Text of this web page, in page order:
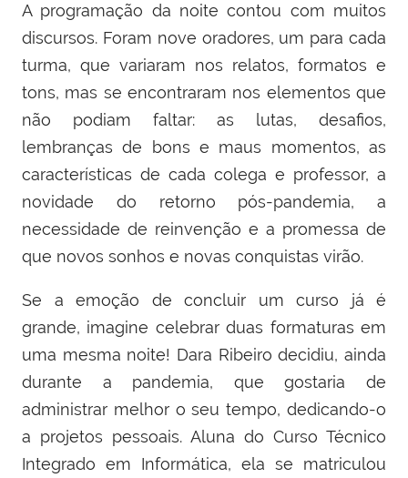
A programação da noite contou com muitos
discursos. Foram nove oradores, um para cada
turma, que variaram nos relatos, formatos e
tons, mas se encontraram nos elementos que
não podiam faltar: as lutas, desafios,
lembranças de bons e maus momentos, as
características de cada colega e professor, a
novidade do retorno pós-pandemia, a
necessidade de reinvenção e a promessa de
que novos sonhos e novas conquistas virão.
Se a emoção de concluir um curso já é
grande, imagine celebrar duas formaturas em
uma mesma noite! Dara Ribeiro decidiu, ainda
durante a pandemia, que gostaria de
administrar melhor o seu tempo, dedicando-o
a projetos pessoais. Aluna do Curso Técnico
Integrado em Informática, ela se matriculou